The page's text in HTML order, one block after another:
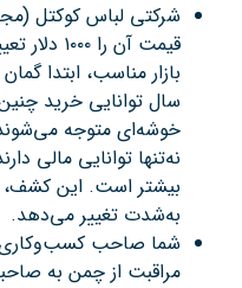
شرکتی لباس کوکتل
قیمت آن
سال توانایی خرید
نه‌تنها توانایی مالی
بیشتر است. این کشف،
به‌شدت تغییر می‌دهد.
شما صاحب
مراقبت از چمن به